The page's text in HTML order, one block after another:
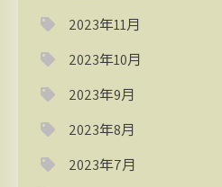
2023年11月
2023年10月
2023年9月
2023年8月
2023年7月